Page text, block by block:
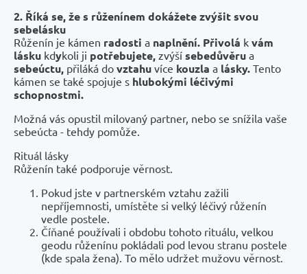
2. Říká se, že s růženínem dokážete zvýšit svou
sebelásku
Růženín je kámen radosti a naplnění. Přivolá k vám
lásku kdykoli ji potřebujete, zvýší sebedůvěru a
sebeúctu, přiláká do vztahu více kouzla a lásky. Tento
kámen se také spojuje s hlubokými léčivými
schopnostmi.
Možná vás opustil milovaný partner, nebo se snížila vaše
sebeúcta - tehdy pomůže.
Rituál lásky
Růženín také podporuje věrnost.
Pokud jste v partnerském vztahu zažili
nepříjemnosti, umístěte si velký léčivý růženín
vedle postele.
Číňané používali i obdobu tohoto rituálu, velkou
geodu růženínu pokládali pod levou stranu postele
(kde spala žena). To mělo udržet mužovu věrnost.